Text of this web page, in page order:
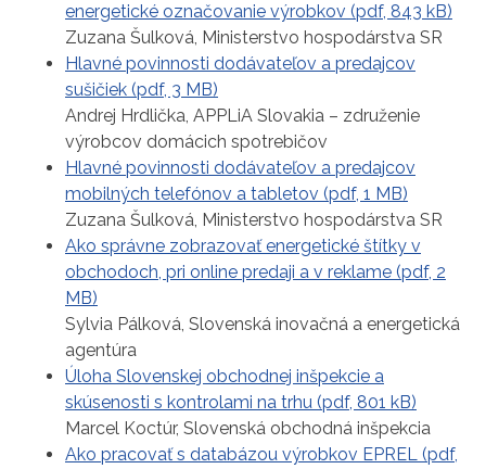
energetické označovanie výrobkov (pdf, 843 kB)
Zuzana Šulková, Ministerstvo hospodárstva SR
Hlavné povinnosti dodávateľov a predajcov
sušičiek (pdf, 3 MB)
Andrej Hrdlička, APPLiA Slovakia – združenie
výrobcov domácich spotrebičov
Hlavné povinnosti dodávateľov a predajcov
mobilných telefónov a tabletov (pdf, 1 MB)
Zuzana Šulková, Ministerstvo hospodárstva SR
Ako správne zobrazovať energetické štítky v
obchodoch, pri online predaji a v reklame (pdf, 2
MB)
Sylvia Pálková, Slovenská inovačná a energetická
agentúra
Úloha Slovenskej obchodnej inšpekcie a
skúsenosti s kontrolami na trhu (pdf, 801 kB)
Marcel Koctúr, Slovenská obchodná inšpekcia
Ako pracovať s databázou výrobkov EPREL (pdf,